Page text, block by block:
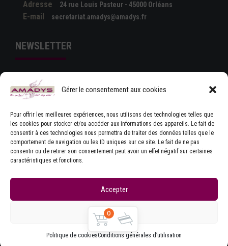
Gérer le consentement aux cookies
Pour offrir les meilleures expériences, nous utilisons des technologies telles que
les cookies pour stocker et/ou accéder aux informations des appareils. Le fait de
consentir à ces technologies nous permettra de traiter des données telles que le
comportement de navigation ou les ID uniques sur ce site. Le fait de ne pas
consentir ou de retirer son consentement peut avoir un effet négatif sur certaines
caractéristiques et fonctions.
Accepter
Refuser
Politique de cookiesConditions générales d’utilisation
Adresse 24 rue Louis Pasteur - 45000 Orléans
E-mail secretariat.amadys@amadys.fr
NEWSLETTER
J'ACCEPTE LES CONDITIONS GÉNÉRALES
D'UTILISATION
Mentions légales
Parlons Dystonie : charte
0